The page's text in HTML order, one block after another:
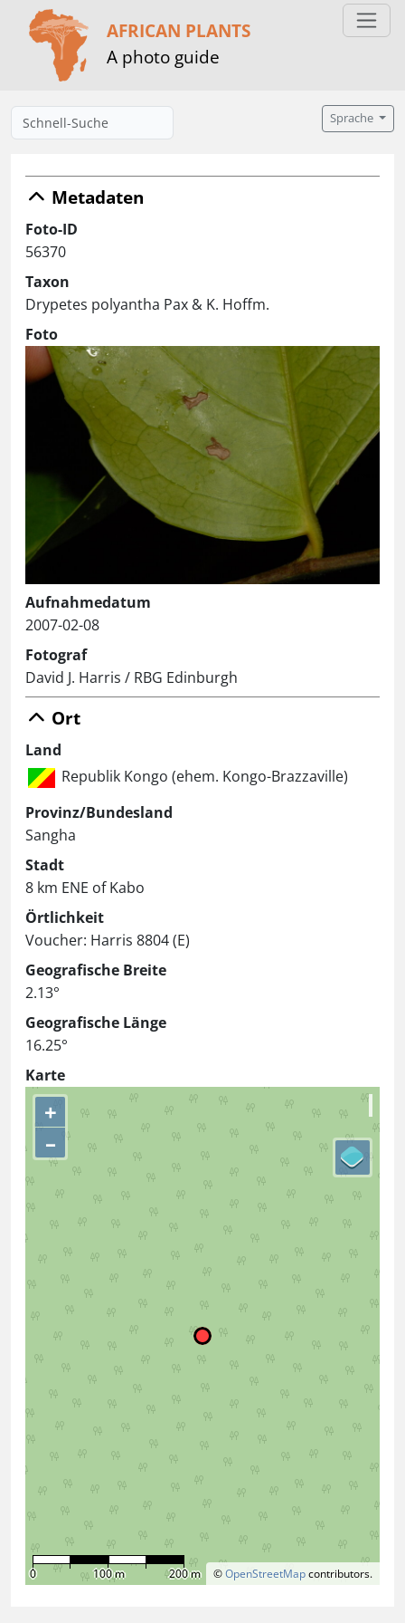
AFRICAN PLANTS
A photo guide
Sprache
Metadaten
Foto-ID
56370
Taxon
Drypetes polyantha Pax & K. Hoffm.
Foto
Aufnahmedatum
2007-02-08
Fotograf
David J. Harris / RBG Edinburgh
Ort
Land
Republik Kongo (ehem. Kongo-Brazzaville)
Provinz/Bundesland
Sangha
Stadt
8 km ENE of Kabo
Örtlichkeit
Voucher: Harris 8804 (E)
Geografische Breite
2.13°
Geografische Länge
16.25°
Karte
+
–
©OpenStreetMapcontributors.
0 100 m 200 m